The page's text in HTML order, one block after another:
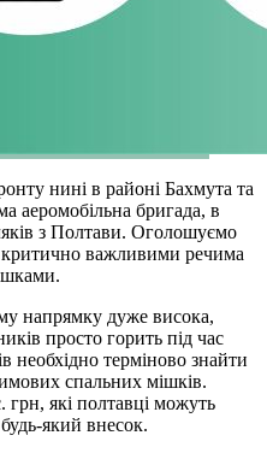
нині в районі Бахмута та
аеромобільна бригада, в
з Полтави. Оголошуємо
критично важливими речима
напрямку дуже висока,
просто горить під час
необхідно терміново знайти
спальних мішків.
грн, які полтавці можуть
який внесок.